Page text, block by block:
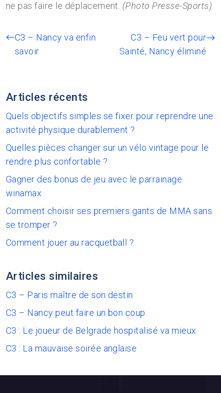
ne pas faire le déplacement. (Photo Presse-Sports)
C3 – Nancy va enfin
savoir
C3 – Feu vert pour
Sainté, Nancy éliminé
Articles récents
Quels objectifs simples se fixer pour reprendre une
activité physique durablement ?
Quelles pièces changer sur un vélo vintage pour le
rendre plus confortable ?
Gagner des bonus de jeu avec le parrainage
winamax
Comment choisir ses premiers gants de MMA sans
se tromper ?
Comment jouer au racquetball ?
Articles similaires
C3 – Paris maître de son destin
C3 – Nancy peut faire un bon coup
C3 : Le joueur de Belgrade hospitalisé va mieux
C3 : La mauvaise soirée anglaise